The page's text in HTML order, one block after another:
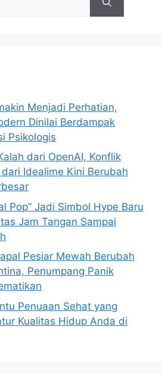
Menjadi Perhatian,
Dinilai Berdampak
Psikologis
dari OpenAI, Konflik
Idealime Kini Berubah
Pop” Jadi Simbol Hype Baru
Jam Tangan Sampai
Pesiar Mewah Berubah
Penumpang Panik
Penuaan Sehat yang
Kualitas Hidup Anda di